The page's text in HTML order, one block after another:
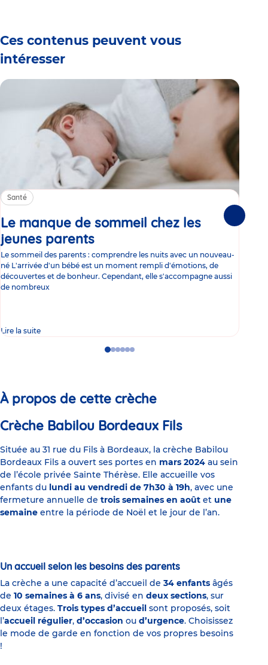
Ces contenus peuvent vous
intéresser
Santé
Le manque de sommeil chez les
jeunes parents
Le sommeil des parents : comprendre les nuits avec un nouveau-
né L'arrivée d'un bébé est un moment rempli d'émotions, de
découvertes et de bonheur. Cependant, elle s'accompagne aussi
de nombreux
Lire la suite
GoGoGoGo
GoGo
À propos de cette crèche
Crèche Babilou Bordeaux Fils
Située au 31 rue du Fils à Bordeaux, la crèche Babilou
Bordeaux Fils a ouvert ses portes en mars 2024 au sein
de l’école privée Sainte Thérèse. Elle accueille vos
enfants du lundi au vendredi de 7h30 à 19h, avec une
fermeture annuelle de trois semaines en août et une
semaine entre la période de Noël et le jour de l’an.
Un accueil selon les besoins des parents
La crèche a une capacité d’accueil de 34 enfants âgés
de 10 semaines à 6 ans, divisé en deux sections, sur
deux étages. Trois types d’accueil sont proposés, soit
l’accueil régulier, d’occasion ou d’urgence. Choisissez
le mode de garde en fonction de vos propres besoins
!